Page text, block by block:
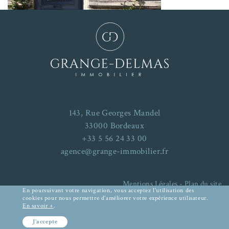
143, Rue Georges Mandel
33000 Bordeaux
+33 5 56 24 33 00
agence@grange-immobilier.fr
Mentions Légales-Plan du site
En poursuivant votre navigation, vous acceptez l'utilisation des
cookies pour nous permettre d'améliorer votre expérience utilisateur.
En savoir +.
J'accepte